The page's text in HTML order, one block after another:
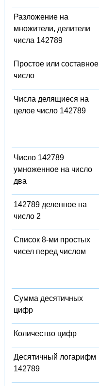
Разложение на
множители, делители
числа 142789
Простое или составное
число
Числа делящиеся на
целое число 142789
Число 142789
умноженное на число
два
142789 деленное на
число 2
Список 8-ми простых
чисел перед числом
Сумма десятичных
цифр
Количество цифр
Десятичный логарифм
142789